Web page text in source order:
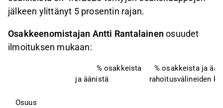
jälkeen ylittänyt 5 prosentin rajan.
Osakkeenomistajan Antti Rantalainenosuudet
ilmoituksen mukaan:
% osakkeista
ja äänistä
% osakkeista ja
rahoitusvälineiden
Osuus